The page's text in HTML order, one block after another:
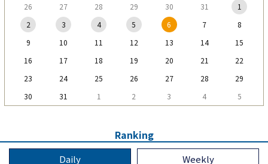
26 27 28 29 30 31
1
2
3 4 5 6 7
8
9
10 11 12 13 14
15
16
17 18 19 20 21
22
23
24 25 26 27 28
29
30
31 1 2 3 4 5
Ranking
Daily Weekly